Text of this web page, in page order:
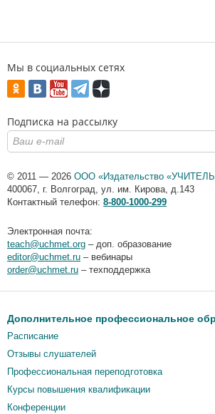
Мы в социальных сетях
Подписка на рассылку
© 2011 — 2026 ООО «Издательство
400067, г. Волгоград, ул. им. Кирова, д.143
Контактный телефон: 8-800-1000-299
Электронная почта:
teach@uchmet.org – доп. образование
editor@uchmet.ru – вебинары
order@uchmet.ru – техподдержка
Дополнительное профессиональное
Расписание
Отзывы слушателей
Профессиональная переподготовка
Курсы повышения квалификации
Конференции